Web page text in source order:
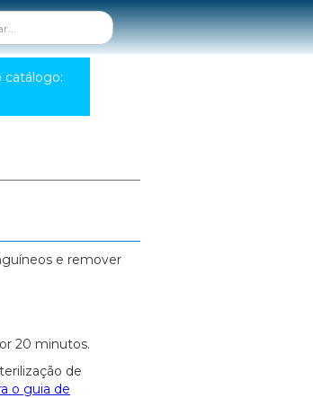
e remover
20 minutos.
de
o guia de